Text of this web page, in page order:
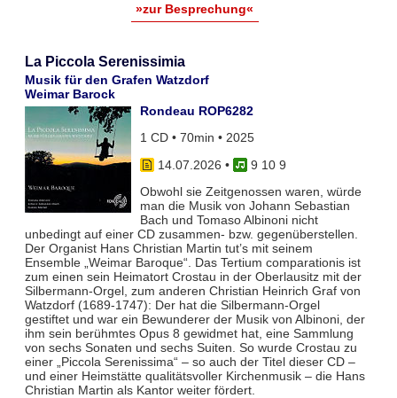
»zur Besprechung«
La Piccola Serenissimia
Musik für den Grafen Watzdorf
Weimar Barock
Rondeau ROP6282
1 CD • 70min • 2025
14.07.2026 •
9 10 9
Obwohl sie Zeitgenossen waren, würde
man die Musik von Johann Sebastian
Bach und Tomaso Albinoni nicht
unbedingt auf einer CD zusammen- bzw. gegenüberstellen.
Der Organist Hans Christian Martin tut’s mit seinem
Ensemble „Weimar Baroque“. Das Tertium comparationis ist
zum einen sein Heimatort Crostau in der Oberlausitz mit der
Silbermann-Orgel, zum anderen Christian Heinrich Graf von
Watzdorf (1689-1747): Der hat die Silbermann-Orgel
gestiftet und war ein Bewunderer der Musik von Albinoni, der
ihm sein berühmtes Opus 8 gewidmet hat, eine Sammlung
von sechs Sonaten und sechs Suiten. So wurde Crostau zu
einer „Piccola Serenissima“ – so auch der Titel dieser CD –
und einer Heimstätte qualitätsvoller Kirchenmusik – die Hans
Christian Martin als Kantor weiter fördert.